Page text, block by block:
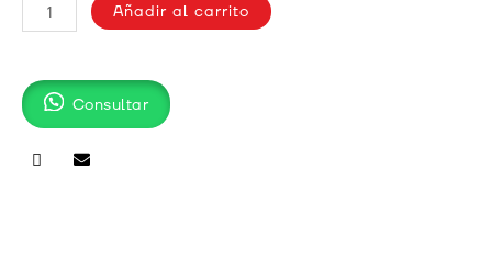
PUBLICITARIO
TECNOCEL
Añadir al carrito
Consultar